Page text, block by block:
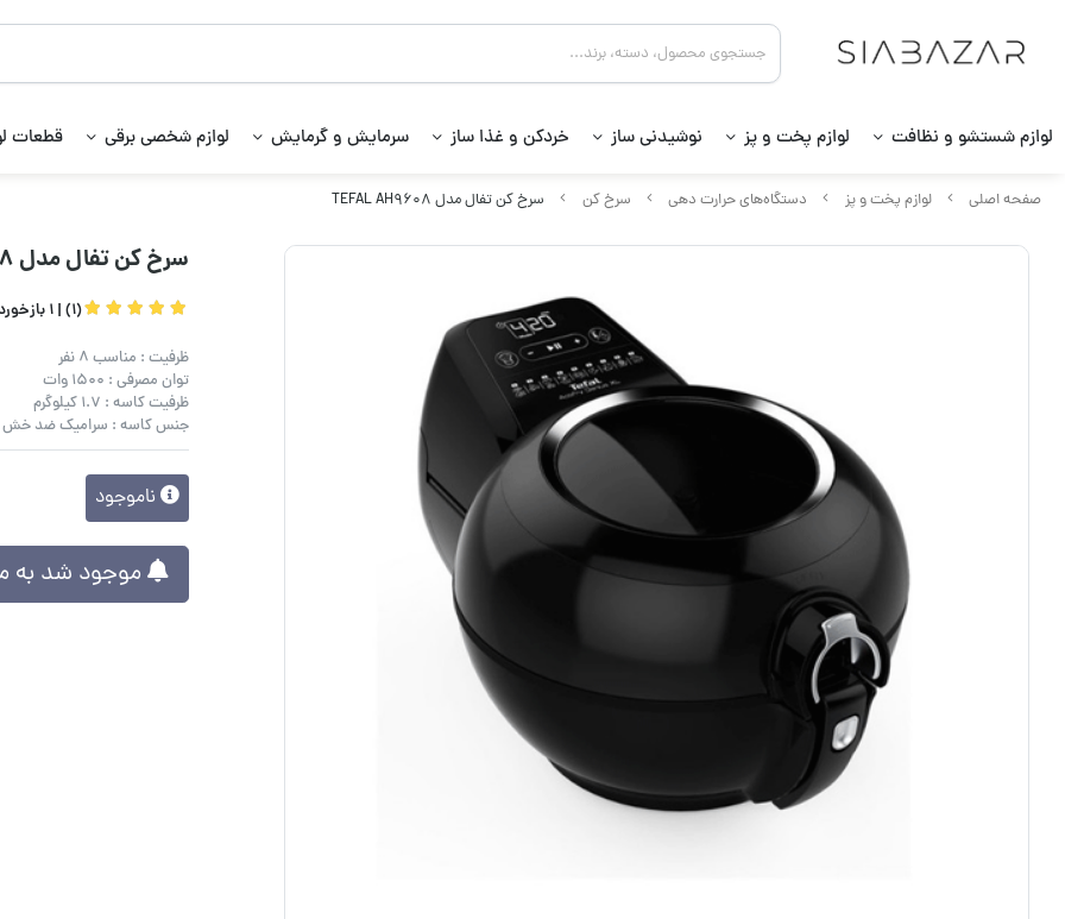
لوازم شستشو و نظافت لوازم پخت و پز نوشیدنی ساز خردکن و غذا ساز سرمایش و گرمایش لوازم شخصی برقی قطعات
صفحه اصلی لوازم پخت و پز دستگاه‌های حرارت دهی سرخ کن سرخ کن تفال مدل TEFAL AH9608
سرخ کن تفال مدل TEFAL AH9608
(1) | 1 بازخورد کاربران
ظرفیت : مناسب ۸ نفر
توان مصرفی : ۱۵۰۰ وات
ظرفیت کاسه : ۱.۷ کیلوگرم
جنس کاسه : سرامیک ضد خش
ناموجود
موجود شد به